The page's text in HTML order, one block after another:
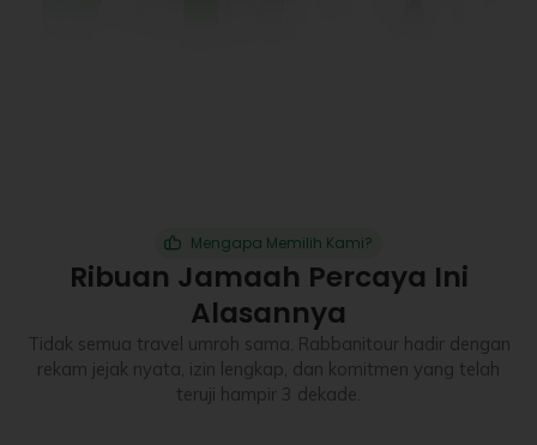
Mengapa Memilih Kami?
Ribuan Jamaah Percaya Ini
Alasannya
Tidak semua travel umroh sama. Rabbanitour hadir dengan
rekam jejak nyata, izin lengkap, dan komitmen yang telah
teruji hampir 3 dekade.